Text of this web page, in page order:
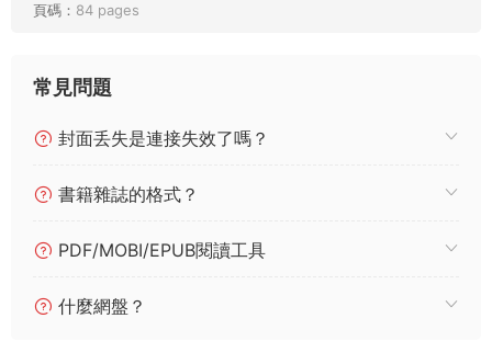
頁碼： 84 pages
常見問題
封面丢失是連接失效了嗎？
書籍雜誌的格式？
PDF/MOBI/EPUB閱讀工具
什麼網盤？